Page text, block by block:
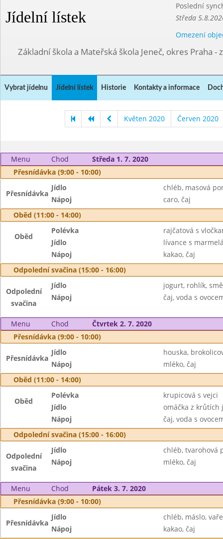
Jídelní lístek
Poslední
Středa
Omezení
Základní škola a Mateřská škola Jeneč, okres Praha -
Vybrat jídelnu Jídelní lístek Historie Kontakty a informace
Květen 2020 Červen 2020
Menu Chod
Středa 1. 7. 2020
Přesnídávka (9:00 - 10:00)
Přesnídávka
Jídlo
chléb, masová
Nápoj
caro, čaj
Oběd (11:00 - 14:00)
Oběd
Polévka
rajčatová s
Jídlo
lívance s
Nápoj
kakao, čaj
Odpolední svačina (15:00 - 16:00)
Odpolední
svačina
Jídlo
jogurt, rohlík,
Nápoj
čaj, voda s
Menu Chod
Čtvrtek 2. 7. 2020
Přesnídávka (9:00 - 10:00)
Přesnídávka
Jídlo
houska,
Nápoj
mléko, čaj
Oběd (11:00 - 14:00)
Oběd
Polévka
krupicová s vejci
Jídlo
omáčka z krůtích
Nápoj
čaj, voda s
Odpolední svačina (15:00 - 16:00)
Odpolední
svačina
Jídlo
chléb, tvarohová
Nápoj
mléko, čaj
Menu Chod
Pátek 3. 7. 2020
Přesnídávka (9:00 - 10:00)
Přesnídávka
Jídlo
chléb, máslo,
Nápoj
kakao, čaj